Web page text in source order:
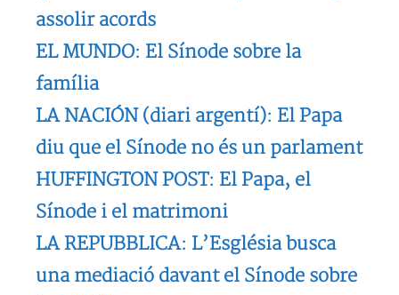
assolir acords
EL MUNDO: El Sínode sobre la
família
LA NACIÓN (diari argentí): El Papa
diu que el Sínode no és un parlament
HUFFINGTON POST: El Papa, el
Sínode i el matrimoni
LA REPUBBLICA: L’Església busca
una mediació davant el Sínode sobre